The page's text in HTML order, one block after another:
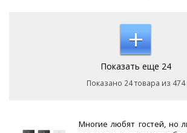
+
Показать еще 24
Показано 24 товара из 474
Многие любят гостей, но